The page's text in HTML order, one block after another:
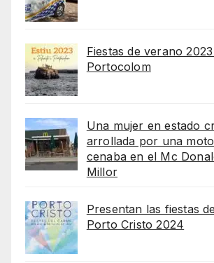
Fiestas de verano
Portocolom
Una mujer en estado
arrollada por una
cenaba en el Mc
Millor
Presentan las fiestas
Porto Cristo 2024